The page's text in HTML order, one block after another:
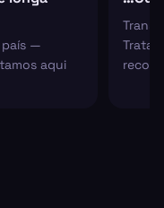
país —
aqui